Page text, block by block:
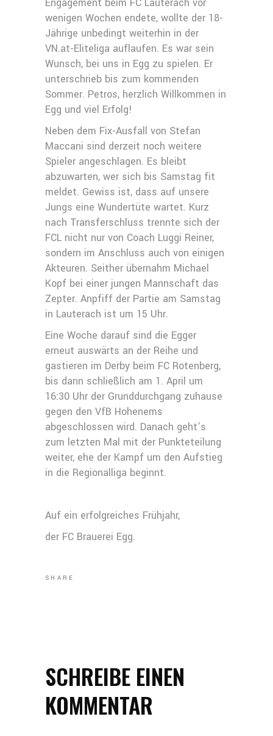
wenigen Wochen endete, wollte der 18-
Jährige unbedingt weiterhin in der
VN.at-Eliteliga auflaufen. Es war sein
Wunsch, bei uns in Egg zu spielen. Er
unterschrieb bis zum kommenden
Sommer. Petros, herzlich Willkommen in
Egg und viel Erfolg!
Neben dem Fix-Ausfall von Stefan
Maccani sind derzeit noch weitere
Spieler angeschlagen. Es bleibt
abzuwarten, wer sich bis Samstag fit
meldet. Gewiss ist, dass auf unsere
Jungs eine Wundertüte wartet. Kurz
nach Transferschluss trennte sich der
FCL nicht nur von Coach Luggi Reiner,
sondern im Anschluss auch von einigen
Akteuren. Seither übernahm Michael
Kopf bei einer jungen Mannschaft das
Zepter. Anpfiff der Partie am Samstag
in Lauterach ist um 15 Uhr.
Eine Woche darauf sind die Egger
erneut auswärts an der Reihe und
gastieren im Derby beim FC Rotenberg,
bis dann schließlich am 1. April um
16:30 Uhr der Grunddurchgang zuhause
gegen den VfB Hohenems
abgeschlossen wird. Danach geht’s
zum letzten Mal mit der Punkteteilung
weiter, ehe der Kampf um den Aufstieg
in die Regionalliga beginnt.
Auf ein erfolgreiches Frühjahr,
der FC Brauerei Egg.
SHARE
SCHREIBE EINEN
KOMMENTAR